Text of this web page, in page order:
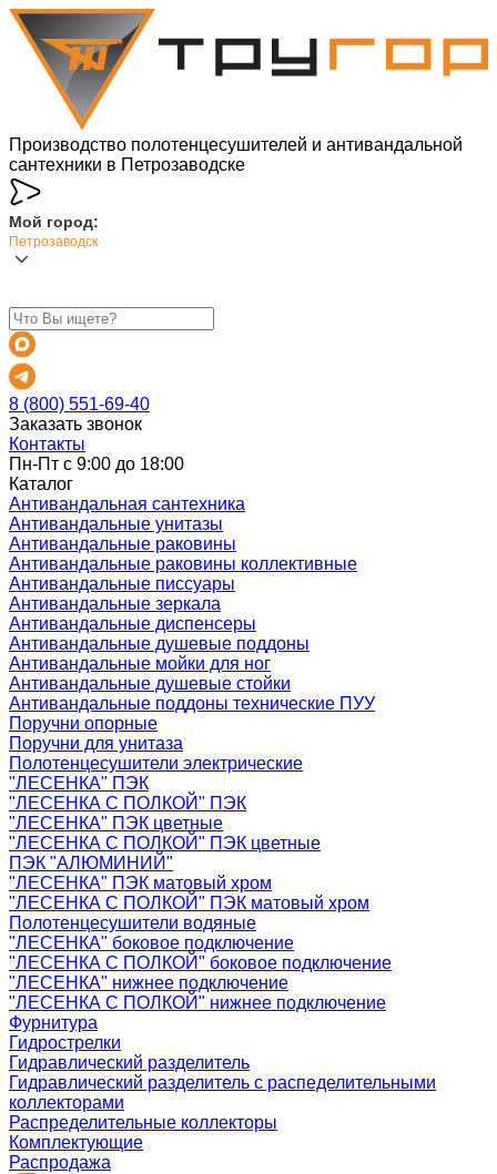
Производство полотенцесушителей и антивандальной
сантехники в Петрозаводске
Мой город:
Петрозаводск
8 (800) 551-69-40
Заказать звонок
Контакты
Пн-Пт с 9:00 до 18:00
Каталог
Антивандальная сантехника
Антивандальные унитазы
Антивандальные раковины
Антивандальные раковины коллективные
Антивандальные писсуары
Антивандальные зеркала
Антивандальные диспенсеры
Антивандальные душевые поддоны
Антивандальные мойки для ног
Антивандальные душевые стойки
Антивандальные поддоны технические ПУУ
Поручни опорные
Поручни для унитаза
Полотенцесушители электрические
"ЛЕСЕНКА" ПЭК
"ЛЕСЕНКА С ПОЛКОЙ" ПЭК
"ЛЕСЕНКА" ПЭК цветные
"ЛЕСЕНКА С ПОЛКОЙ" ПЭК цветные
ПЭК "АЛЮМИНИЙ"
"ЛЕСЕНКА" ПЭК матовый хром
"ЛЕСЕНКА С ПОЛКОЙ" ПЭК матовый хром
Полотенцесушители водяные
"ЛЕСЕНКА" боковое подключение
"ЛЕСЕНКА С ПОЛКОЙ" боковое подключение
"ЛЕСЕНКА" нижнее подключение
"ЛЕСЕНКА С ПОЛКОЙ" нижнее подключение
Фурнитура
Гидрострелки
Гидравлический разделитель
Гидравлический разделитель с распеделительными
коллекторами
Распределительные коллекторы
Комплектующие
Распродажа